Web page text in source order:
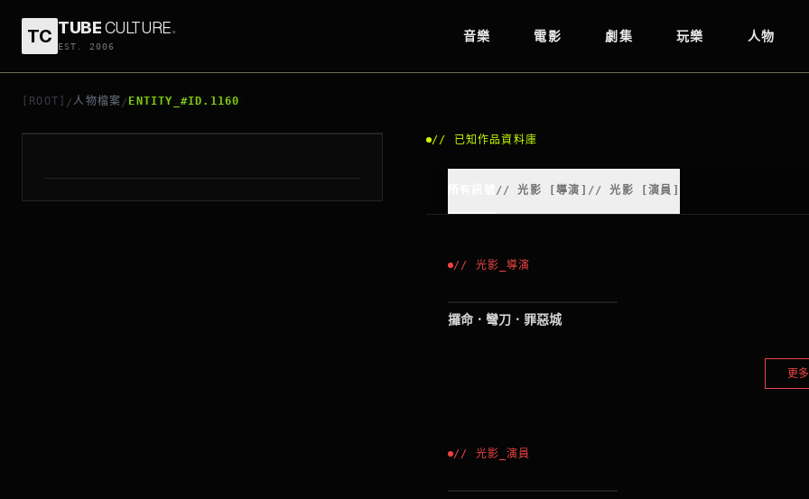
TC TUBECULTURE.
EST. 2006
音樂 電影 劇集 玩樂 人物
[ROOT] /人物檔案 / ENTITY_#ID.1160
// ENTITY_#ID.1160
ETHAN MANIQUIS
// 已知作品資料庫
//光影 [導演 //光影 [演員
// 光影 _導演
攞命．彎刀．罪惡城
更
// 光影 _演員